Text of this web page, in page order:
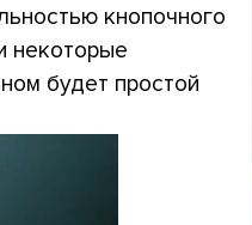
кнопочного
некоторые
будет простой